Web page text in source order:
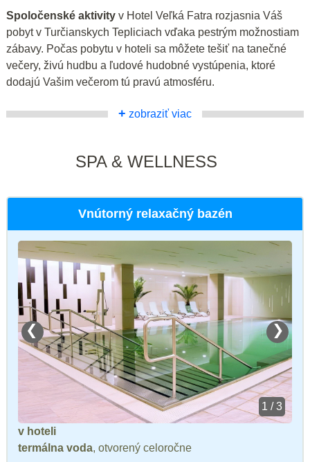
Spoločenské aktivity v Hotel Veľká Fatra rozjasnia Váš
pobyt v Turčianskych Tepliciach vďaka pestrým možnostiam
zábavy. Počas pobytu v hoteli sa môžete tešiť na tanečné
večery, živú hudbu a ľudové hudobné vystúpenia, ktoré
dodajú Vašim večerom tú pravú atmosféru.
+ zobraziť viac
SPA & WELLNESS
Vnútorný relaxačný bazén
❮ ❯
1 / 3
v hoteli
termálna voda, otvorený celoročne